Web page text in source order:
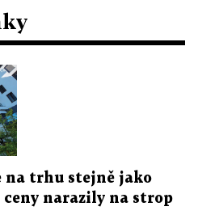
na trhu stejně jako
narazily na strop